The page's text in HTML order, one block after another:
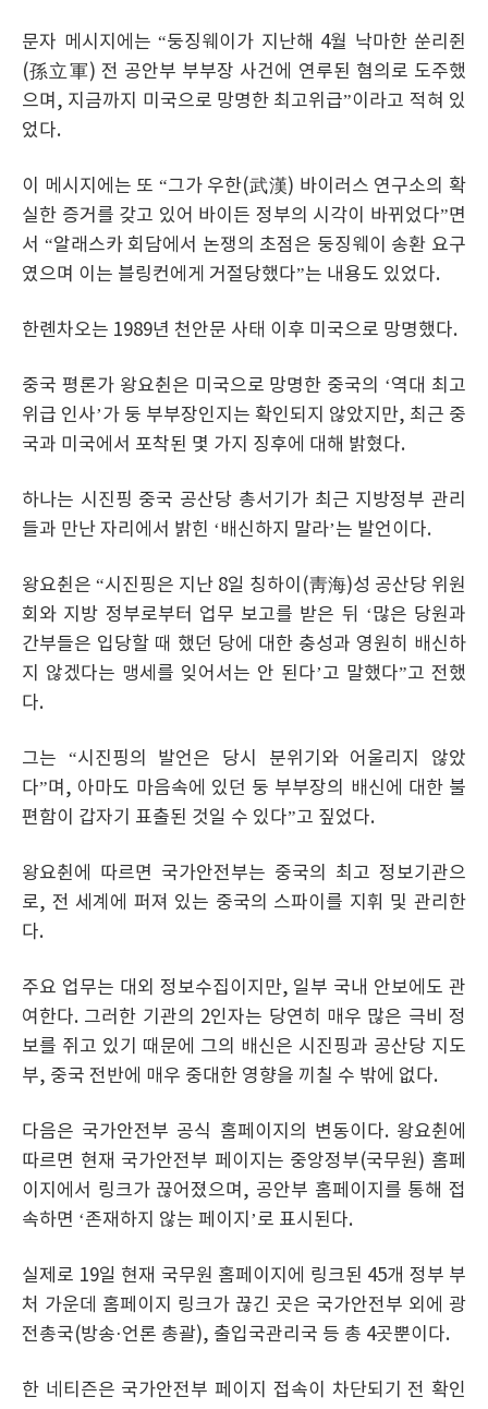
문자 메시지에는 “둥징웨이가 지난해 4월 낙마한 쑨리쥔
(孫立軍) 전 공안부 부부장 사건에 연루된 혐의로 도주했
으며, 지금까지 미국으로 망명한 최고위급”이라고 적혀 있
었다.
이 메시지에는 또 “그가 우한(武漢) 바이러스 연구소의 확
실한 증거를 갖고 있어 바이든 정부의 시각이 바뀌었다”면
서 “알래스카 회담에서 논쟁의 초점은 둥징웨이 송환 요구
였으며 이는 블링컨에게 거절당했다”는 내용도 있었다.
한롄차오는 1989년 천안문 사태 이후 미국으로 망명했다.
중국 평론가 왕요췬은 미국으로 망명한 중국의 ‘역대 최고
위급 인사’가 둥 부부장인지는 확인되지 않았지만, 최근 중
국과 미국에서 포착된 몇 가지 징후에 대해 밝혔다.
하나는 시진핑 중국 공산당 총서기가 최근 지방정부 관리
들과 만난 자리에서 밝힌 ‘배신하지 말라’는 발언이다.
왕요췬은 “시진핑은 지난 8일 칭하이(靑海)성 공산당 위원
회와 지방 정부로부터 업무 보고를 받은 뒤 ‘많은 당원과
간부들은 입당할 때 했던 당에 대한 충성과 영원히 배신하
지 않겠다는 맹세를 잊어서는 안 된다’고 말했다”고 전했
다.
그는 “시진핑의 발언은 당시 분위기와 어울리지 않았
다”며, 아마도 마음속에 있던 둥 부부장의 배신에 대한 불
편함이 갑자기 표출된 것일 수 있다”고 짚었다.
왕요췬에 따르면 국가안전부는 중국의 최고 정보기관으
로, 전 세계에 퍼져 있는 중국의 스파이를 지휘 및 관리한
다.
주요 업무는 대외 정보수집이지만, 일부 국내 안보에도 관
여한다. 그러한 기관의 2인자는 당연히 매우 많은 극비 정
보를 쥐고 있기 때문에 그의 배신은 시진핑과 공산당 지도
부, 중국 전반에 매우 중대한 영향을 끼칠 수 밖에 없다.
다음은 국가안전부 공식 홈페이지의 변동이다. 왕요췬에
따르면 현재 국가안전부 페이지는 중앙정부(국무원) 홈페
이지에서 링크가 끊어졌으며, 공안부 홈페이지를 통해 접
속하면 ‘존재하지 않는 페이지’로 표시된다.
실제로 19일 현재 국무원 홈페이지에 링크된 45개 정부 부
처 가운데 홈페이지 링크가 끊긴 곳은 국가안전부 외에 광
전총국(방송·언론 총괄), 출입국관리국 등 총 4곳뿐이다.
한 네티즌은 국가안전부 페이지 접속이 차단되기 전 확인